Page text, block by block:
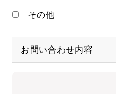
その他
お問い合わせ内容